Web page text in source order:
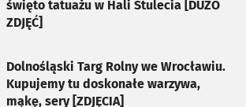
święto tatuażu w Hali Stulecia [DUŻO
ZDJĘĆ]
Dolnośląski Targ Rolny we Wrocławiu.
Kupujemy tu doskonałe warzywa,
mąkę, sery [ZDJĘCIA]
karcie